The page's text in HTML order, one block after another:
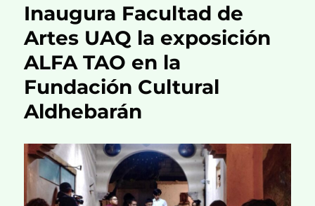
Inaugura Facultad de
Artes UAQ la exposición
ALFA TAO en la
Fundación Cultural
Aldhebarán